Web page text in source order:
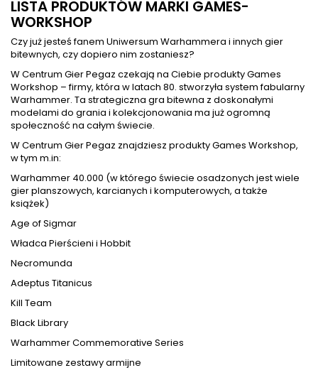
LISTA PRODUKTÓW MARKI GAMES-
WORKSHOP
Czy już jesteś fanem Uniwersum Warhammera i innych gier
bitewnych, czy dopiero nim zostaniesz?
W Centrum Gier Pegaz czekają na Ciebie produkty Games
Workshop – firmy, która w latach 80. stworzyła system fabularny
Warhammer. Ta strategiczna gra bitewna z doskonałymi
modelami do grania i kolekcjonowania ma już ogromną
społeczność na całym świecie.
W Centrum Gier Pegaz znajdziesz produkty Games Workshop,
w tym m.in:
Warhammer 40.000 (w którego świecie osadzonych jest wiele
gier planszowych, karcianych i komputerowych, a także
książek)
Age of Sigmar
Władca Pierścieni i Hobbit
Necromunda
Adeptus Titanicus
Kill Team
Black Library
Warhammer Commemorative Series
Limitowane zestawy armijne